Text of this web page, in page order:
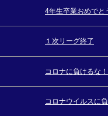
4年生卒業おめでと
１次リーグ終了
コロナに負けるな
コロナウイルスに負